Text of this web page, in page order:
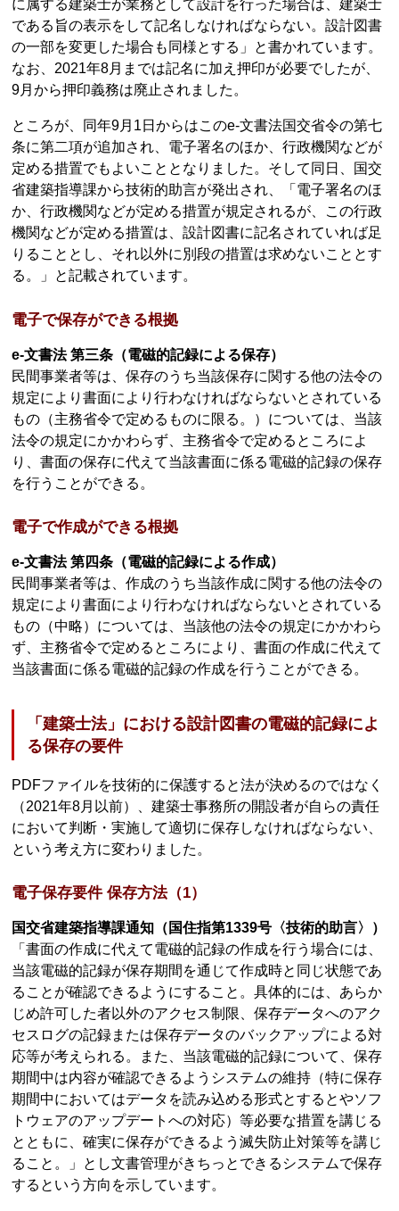
に属する建築士が業務として設計を行った場合は、建築士
である旨の表示をして記名しなければならない。設計図書
の一部を変更した場合も同様とする」と書かれています。
なお、2021年8月までは記名に加え押印が必要でしたが、
9月から押印義務は廃止されました。
ところが、同年9月1日からはこのe-文書法国交省令の第七
条に第二項が追加され、電子署名のほか、行政機関などが
定める措置でもよいこととなりました。そして同日、国交
省建築指導課から技術的助言が発出され、「電子署名のほ
か、行政機関などが定める措置が規定されるが、この行政
機関などが定める措置は、設計図書に記名されていれば足
りることとし、それ以外に別段の措置は求めないこととす
る。」と記載されています。
電子で保存ができる根拠
e-文書法 第三条（電磁的記録による保存）
民間事業者等は、保存のうち当該保存に関する他の法令の
規定により書面により行わなければならないとされている
もの（主務省令で定めるものに限る。）については、当該
法令の規定にかかわらず、主務省令で定めるところによ
り、書面の保存に代えて当該書面に係る電磁的記録の保存
を行うことができる。
電子で作成ができる根拠
e-文書法 第四条（電磁的記録による作成）
民間事業者等は、作成のうち当該作成に関する他の法令の
規定により書面により行わなければならないとされている
もの（中略）については、当該他の法令の規定にかかわら
ず、主務省令で定めるところにより、書面の作成に代えて
当該書面に係る電磁的記録の作成を行うことができる。
「建築士法」における設計図書の電磁的記録によ
る保存の要件
PDFファイルを技術的に保護すると法が決めるのではなく
（2021年8月以前）、建築士事務所の開設者が自らの責任
において判断・実施して適切に保存しなければならない、
という考え方に変わりました。
電子保存要件 保存方法（1）
国交省建築指導課通知（国住指第1339号〈技術的助言〉）
「書面の作成に代えて電磁的記録の作成を行う場合には、
当該電磁的記録が保存期間を通じて作成時と同じ状態であ
ることが確認できるようにすること。具体的には、あらか
じめ許可した者以外のアクセス制限、保存データへのアク
セスログの記録または保存データのバックアップによる対
応等が考えられる。また、当該電磁的記録について、保存
期間中は内容が確認できるようシステムの維持（特に保存
期間中においてはデータを読み込める形式とするとやソフ
トウェアのアップデートへの対応）等必要な措置を講じる
とともに、確実に保存ができるよう滅失防止対策等を講じ
ること。」とし文書管理がきちっとできるシステムで保存
するという方向を示しています。